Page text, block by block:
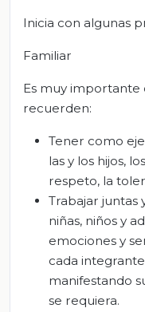
Inicia con algunas
Familiar
Es muy importante
recuerden:
Tener como
las y los hijos,
respeto, la
Trabajar juntas
niñas, niños y
emociones y
cada
manifestando
se requiera.